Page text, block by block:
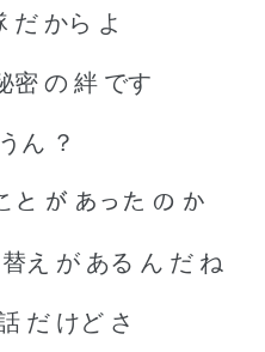
だ から よ
密 の 絆 です
ん ？
と が あった の か
替え が ある ん だ ね
だ けど さ